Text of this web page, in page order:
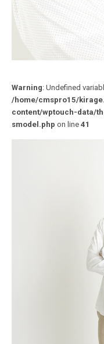
Warning: Undefined
/home/cmspro15/
content/wptouch-data/
smodel.php on line 41